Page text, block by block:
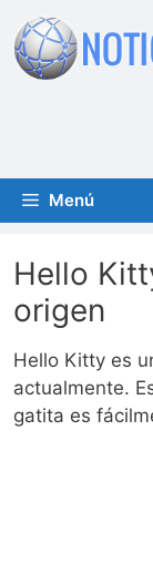
Saltar
contenido
Menú
Hello
origen
Hello Kitty es
actualmente.
gatita es